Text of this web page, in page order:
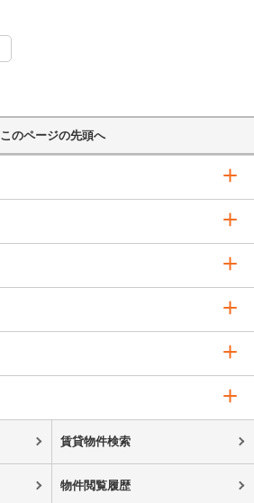
このページの先頭へ
賃貸物件検索
物件閲覧履歴